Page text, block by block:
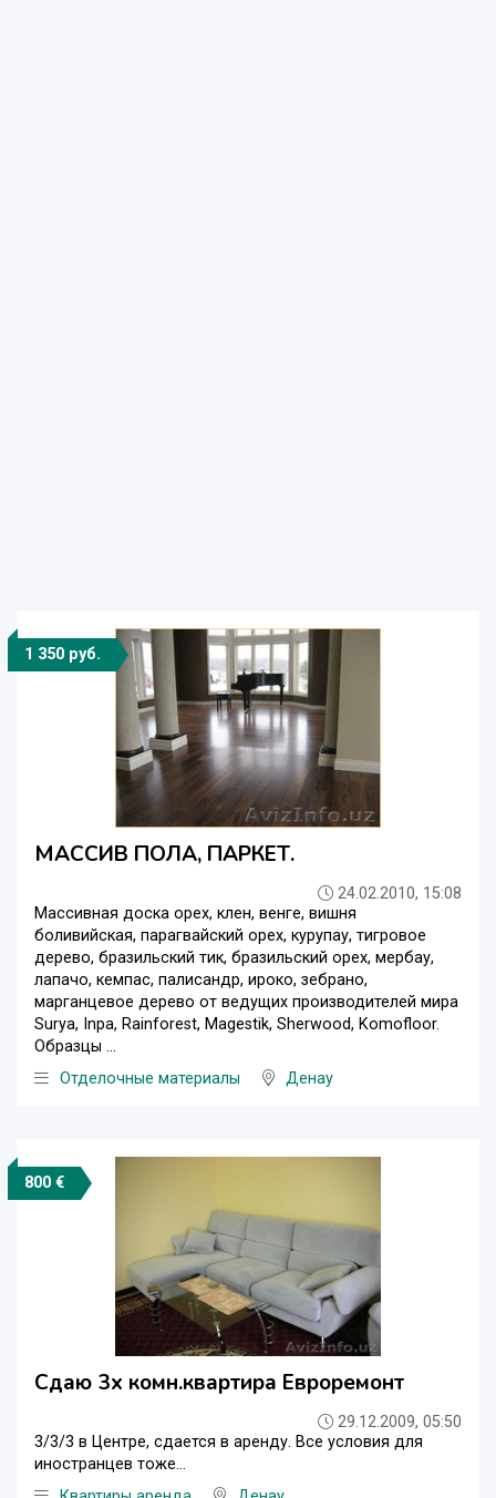
1 350 руб.
МАССИВ ПОЛА, ПАРКЕТ.
24.02.2010, 15:08
Массивная доска орех, клен, венге, вишня
боливийская, парагвайский орех, курупау, тигровое
дерево, бразильский тик, бразильский орех, мербау,
лапачо, кемпас, палисандр, ироко, зебрано,
марганцевое дерево от ведущих производителей мира
Surya, Inpa, Rainforest, Magestik, Sherwood, Komofloor.
Образцы ...
Отделочные материалы
Денау
800 €
Сдаю 3х комн.квартира Евроремонт
29.12.2009, 05:50
3/3/3 в Центре, сдается в аренду. Все условия для
иностранцев тоже...